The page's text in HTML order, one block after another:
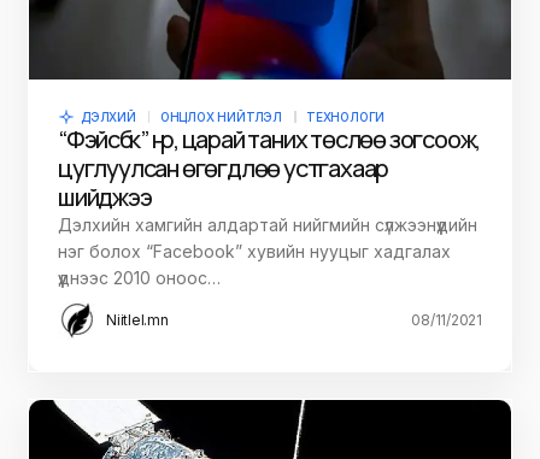
ДЭЛХИЙ ОНЦЛОХ НИЙТЛЭЛ ТЕХНОЛОГИ
“Фэйсбүүк” нүүр, царай таних төслөө зогсоож,
цуглуулсан өгөгдлөө устгахаар
шийджээ
Дэлхийн хамгийн алдартай нийгмийн сүлжээнүүдийн
нэг болох “Facebook” хувийн нууцыг хадгалах
үүднээс 2010 оноос…
Niitlel.mn 08/11/2021